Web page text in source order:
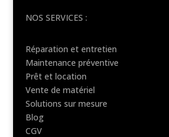
NOS SERVICES :
Réparation et entretien
Maintenance préventive
Prêt et location
Vente de matériel
Solutions sur mesure
Blog
CGV